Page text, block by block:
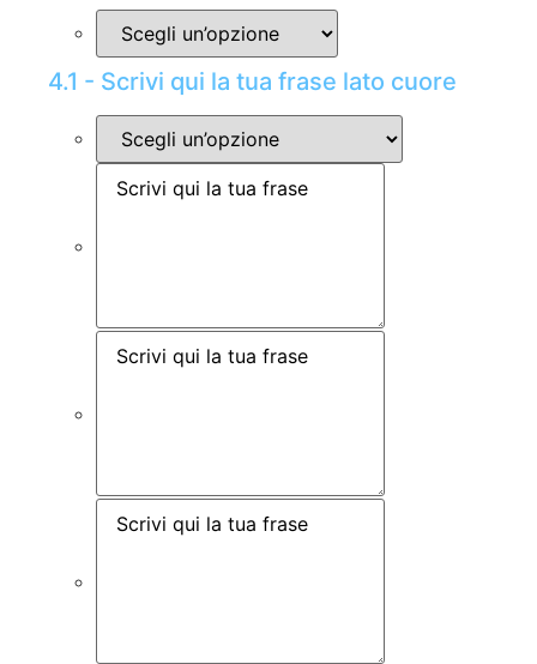
4.1 - Scrivi qui la tua frase lato cuore